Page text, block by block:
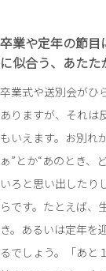
卒業や定年の節目
に似合う、あたた
卒業式や送別会がひ
ありますが、それは
もいえます。お別れ
ぁ”とか“あのとき、
いろと思い出したり
らです。たとえば、
き。あるいは定年を
るでしょう。「あと